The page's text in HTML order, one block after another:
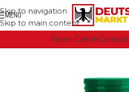
Skip to navigation
Skip to main content
MENU
Pareri ClientiContact